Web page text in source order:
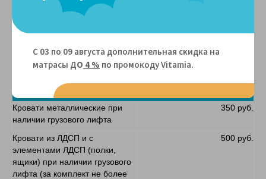
Срок отгрузки в ТК для
доставкипо России
до 10 рабочих дней
Кровати металлические при
наличии грузового лифта
350 руб.
Кровати из ЛДСП и с
элементами ЛДСП (полки,
ящики) при наличии грузового
лифта (за комплект не более
500 руб.
С 03 по 09 августа дополнительная скидка на
матрасы ДО 4 % по промокоду Vitamiа.